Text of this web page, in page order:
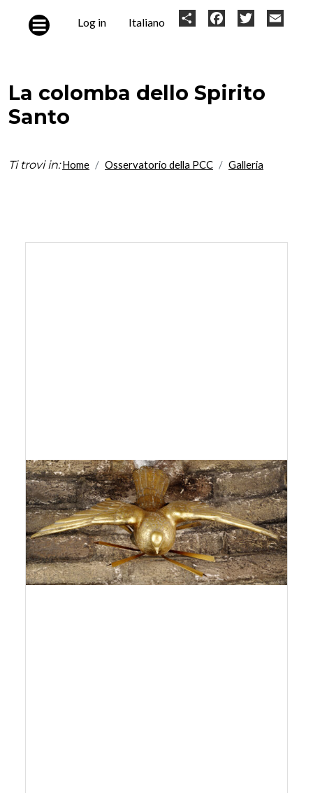
User
Log in Italiano Share FacebookTwitter
La colomba dello Spirito
Santo
Ti trovi in: Home Osservatorio della PCC Galleria